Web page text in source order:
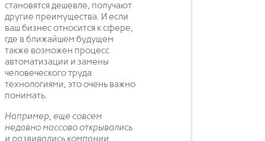
становятся дешевле, получают
другие преимущества. И если
ваш бизнес относится к сфере,
где в ближайшем будущем
также возможен процесс
автоматизации и замены
человеческого труда
технологиями, это очень важно
понимать.
Например, еще совсем
недавно массово открывались
и развивались компании,